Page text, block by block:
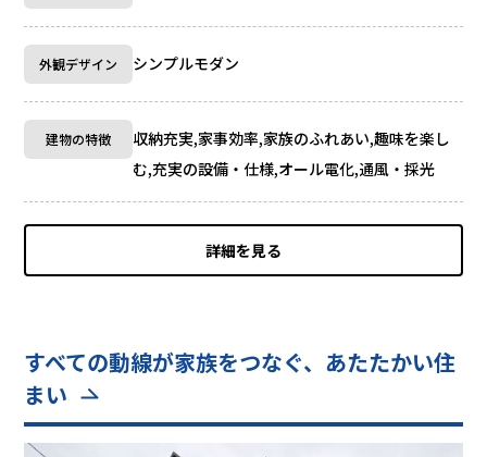
外観デザイン シンプルモダン
建物の特徴
収納充実,家事効率,家族のふれあい,趣味を楽し
む,充実の設備・仕様,オール電化,通風・採光
詳細を見る
すべての動線が家族をつなぐ、あたたかい住
まい